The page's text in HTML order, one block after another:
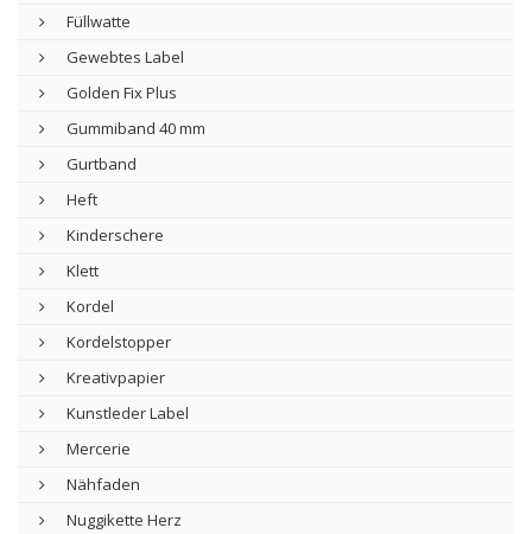
Füllwatte
Gewebtes Label
Golden Fix Plus
Gummiband 40 mm
Gurtband
Heft
Kinderschere
Klett
Kordel
Kordelstopper
Kreativpapier
Kunstleder Label
Mercerie
Nähfaden
Nuggikette Herz